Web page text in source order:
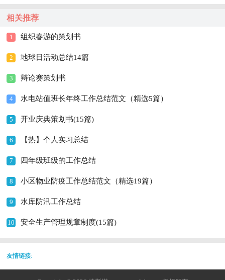
相关推荐
1 组织春游的策划书
2 地球日活动总结14篇
3 辩论赛策划书
4 水电站值班长年终工作总结范文（精选5篇）
5 开业庆典策划书(15篇)
6 【热】个人实习总结
7 四年级班级的工作总结
8 小区物业防疫工作总结范文（精选19篇）
9 水库防汛工作总结
10 安全生产管理规章制度(15篇)
友情链接: